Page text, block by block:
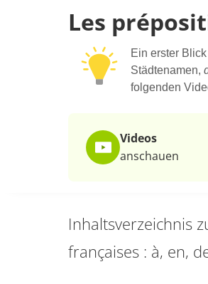
Les
Ein erster
Städtenamen,
folgenden
Videos
anschauen
Inhaltsverzeichnis
françaises : à, en,